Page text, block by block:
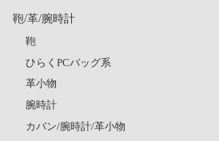
鞄/革/腕時計
鞄
ひらくPCバッグ系
革小物
腕時計
カバン/腕時計/革小物